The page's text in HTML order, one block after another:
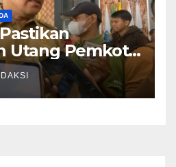
Utang Pemkot
Bertahap
Kas Daerah